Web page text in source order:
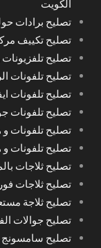
الكويت
تصليح برادات حولي 24 ساعة فني تصليح برادات
تصليح تكييف
تصليح
تصليح تلفونات
تصليح تلفونات
تصليح تلفونات
تصليح تلفونات
تصليح تلفونات
تصليح ثلاجات
تصليح ثلاجات
تصليح ثلاجة
تصليح جوالات
تصليح سامسونج